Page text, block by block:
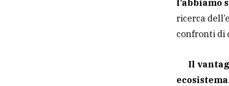
l’abbiamo
ricerca
confronti di
Il
ecosistema.